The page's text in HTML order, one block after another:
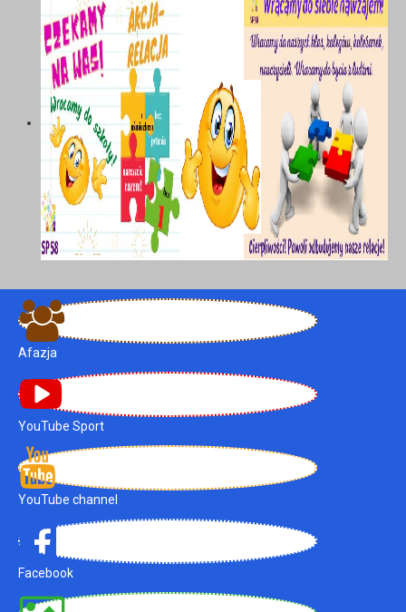
Afazja
YouTube Sport
YouTube channel
Facebook